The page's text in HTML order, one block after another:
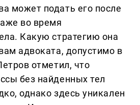
может подать его после
во время
Какую стратегию она
адвоката, допустимо в
отметил, что
без найденных тел
однако здесь уникален